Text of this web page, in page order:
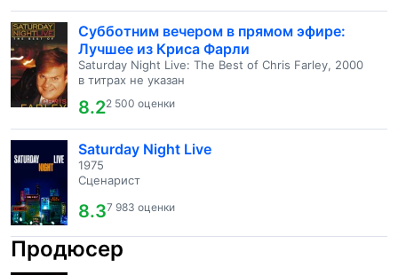
Субботним вечером в прямом эфире:
Лучшее из Криса Фарли
Saturday Night Live: The Best of Chris Farley, 2000
в титрах не указан
8.22 500 оценки
Saturday Night Live
1975
Сценарист
8.37 983 оценки
Продюсер